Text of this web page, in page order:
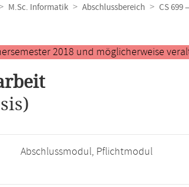
M.Sc. Informatik Abschlussbereich CS 699
2018 und möglicherweise
Abschlussmodul, Pflichtmodul